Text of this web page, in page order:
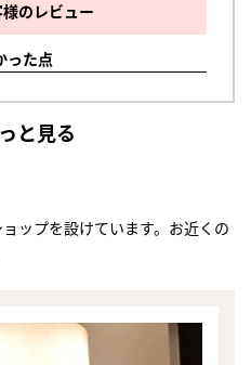
のレビュー
った点
と見る
ップを設けています。お近くの
30秒でお試し査定